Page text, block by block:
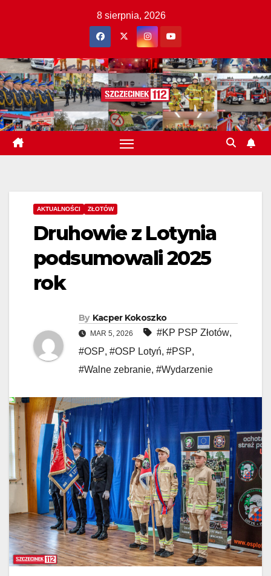
8 sierpnia, 2026
AKTUALNOŚCI ZŁOTÓW
Druhowie z Lotynia
podsumowali 2025
rok
By Kacper Kokoszko
MAR 5, 2026 #KP PSP Złotów,
#OSP, #OSP Lotyń, #PSP,
#Walne zebranie, #Wydarzenie